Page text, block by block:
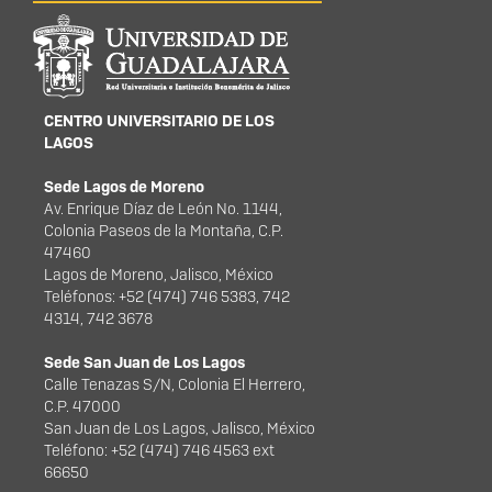
Información del
portal
CENTRO UNIVERSITARIO DE LOS
LAGOS
Sede Lagos de Moreno
Av. Enrique Díaz de León No. 1144,
Colonia Paseos de la Montaña, C.P.
47460
Lagos de Moreno, Jalisco, México
Teléfonos: +52 (474) 746 5383, 742
4314, 742 3678
Sede San Juan de Los Lagos
Calle Tenazas S/N, Colonia El Herrero,
C.P. 47000
San Juan de Los Lagos, Jalisco, México
Teléfono: +52 (474) 746 4563 ext
66650